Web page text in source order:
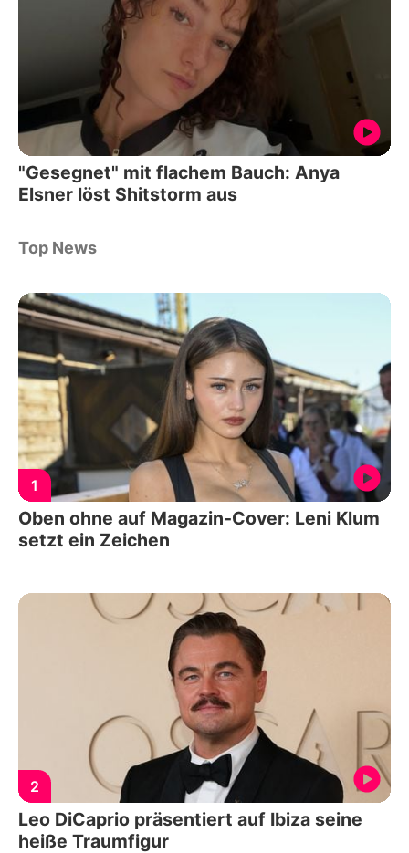
"Gesegnet" mit flachem Bauch: Anya
Elsner löst Shitstorm aus
Top News
1
Oben ohne auf Magazin-Cover: Leni Klum
setzt ein Zeichen
2
Leo DiCaprio präsentiert auf Ibiza seine
heiße Traumfigur